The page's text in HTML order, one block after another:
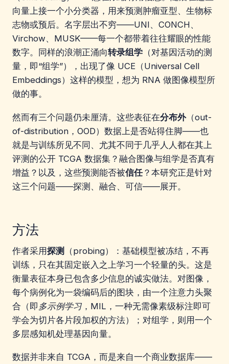
向量上接一个小分类器，用来预测肿瘤亚型、生物标
志物或预后。名字层出不穷——UNI、CONCH、
Virchow、MUSK——每一个都带着往往耀眼的性能
数字。同样的浪潮正涌向转录组学 （对基因活动的测
量，即“组学”），出现了像 UCE（Universal Cell
Embeddings）这样的模型，想为 RNA 做图像模型所
做的事。
然而有三个问题仍未厘清。这些表征在分布外（out-
of-distribution，OOD）数据上是否站得住脚——也
就是与训练所见不同、尤其不同于几乎人人都在其上
评测的公开 TCGA 数据集？融合图像与组学是否真有
增益？以及，这些预测能否被信任？本研究正是针对
这三个问题——探测、融合、可信——展开。
方法
作者采用探测
（probing）：基础模型被冻结，不再
训练，只在其固定嵌入之上学习一个轻量的头。这是
衡量表征本身已包含多少信息的诚实做法。对图像，
每个病例化为一袋编码后的图块，由一个注意力头聚
合（即 多示例学习 ，MIL，一种无需像素级标注即可
学会为切片各片段加权的方法）；对组学，则用一个
多层感知机处理基因向量。
数据并非来自 TCGA，而是来自一个商业数据库——